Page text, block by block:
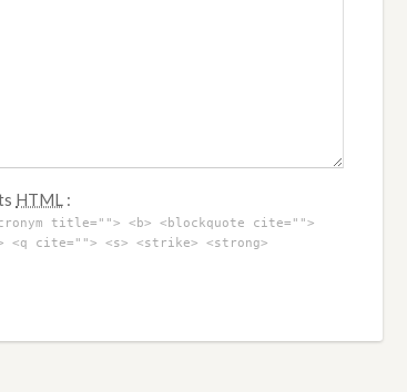
HTML :
title=""> <b> <blockquote cite="">
<q cite=""> <s> <strike> <strong>